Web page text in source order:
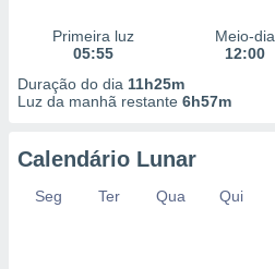
Primeira luz
05:55
Meio-dia
12:00
Duração do dia 11h25m
Luz da manhã restante 6h57m
Calendário Lunar
Seg Ter Qua Qui